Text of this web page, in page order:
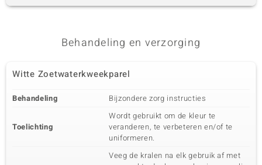
Behandeling en verzorging
Witte Zoetwaterkweekparel
Behandeling Bijzondere zorg instructies
Toelichting
Wordt gebruikt om de kleur te
veranderen, te verbeteren en/of te
uniformeren.
Veeg de kralen na elk gebruik af met